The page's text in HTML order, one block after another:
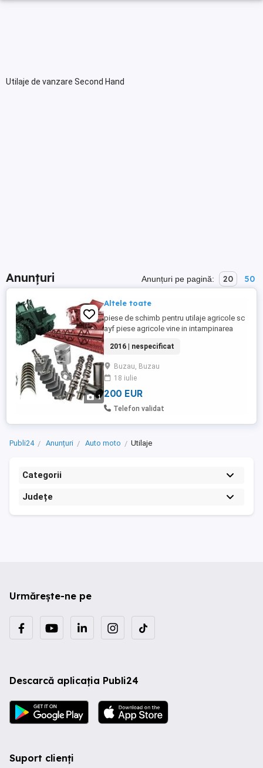
Utilaje de vanzare Second Hand
Anunțuri Anunțuri pe pagină: 20 50
1
Altele toate
piese de schimb pentru utilaje agricole sc
ayf piese agricole vine in intampinarea
pentru tractoare si combine agricole de
cea mai buna calitate.va stam la dispozitie
cu orice informatie!, data fabricatiei: 2016
2016 | nespecificat
Buzau, Buzau
18 iulie
200 EUR
Telefon validat
Publi24 Anunțuri Auto moto Utilaje
Categorii
Județe
Urmărește-ne pe
Descarcă aplicația Publi24
Suport clienți